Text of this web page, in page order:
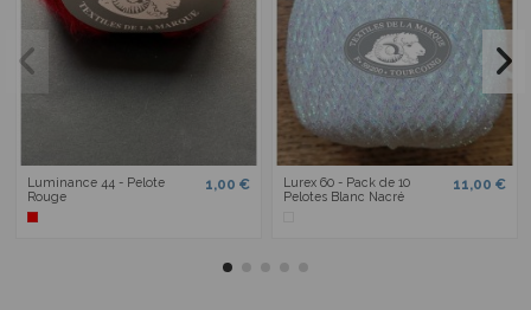
Luminance 44 - Pelote
Rouge
1,00 €
Lurex 60 - Pack de 10
Pelotes Blanc Nacré
11,00 €